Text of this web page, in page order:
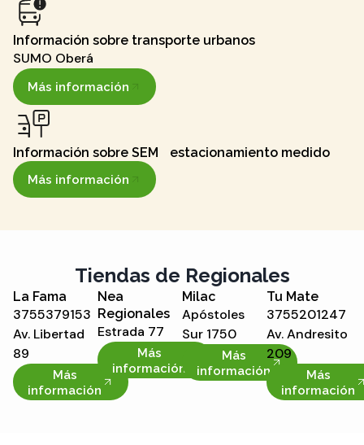
Información sobre transporte urbanos
SUMO Oberá
Más información
Información sobre SEM estacionamiento medido
Más información
Tiendas de Regionales
La Fama
3755379153
Av. Libertad
89
Más
información
Nea
Regionales
Estrada 77
Más
información
Milac
Apóstoles
Sur 1750
Más
información
Tu Mate
3755201247
Av. Andresito
209
Más
información